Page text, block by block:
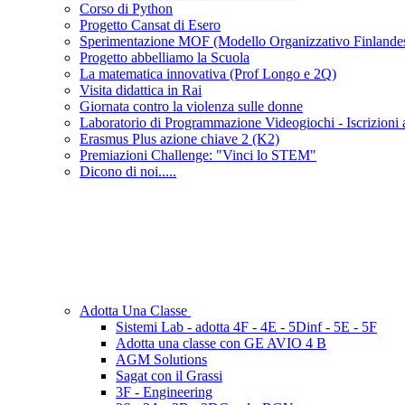
Corso di Python
Progetto Cansat di Esero
Sperimentazione MOF (Modello Organizzativo
Progetto abbelliamo la Scuola
La matematica innovativa (Prof Longo e 2Q)
Visita didattica in Rai
Giornata contro la violenza sulle donne
Laboratorio di Programmazione Videogiochi - Iscrizioni
Erasmus Plus azione chiave 2 (K2)
Premiazioni Challenge: "Vinci lo STEM"
Dicono di noi.....
Adotta Una Classe
Sistemi Lab - adotta 4F - 4E - 5Dinf - 5E - 5F
Adotta una classe con GE AVIO 4 B
AGM Solutions
Sagat con il Grassi
3F - Engineering